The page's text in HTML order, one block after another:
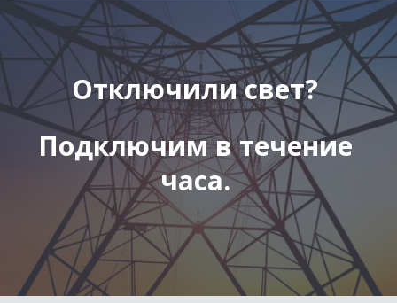
Отключили свет?
Подключим в течение
часа.